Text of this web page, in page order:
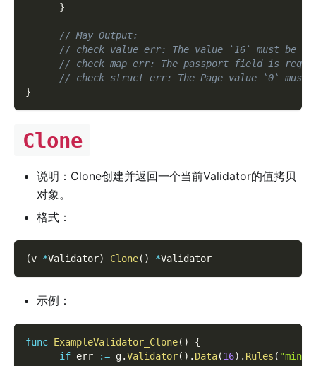
}
// May Output:
// check value err: The value `16` must be
// check map err: The passport field is
// check struct err: The Page value `0` must
}
Clone
说明：Clone创建并返回一个当前Validator的值拷贝
对象。
格式：
(v *Validator) Clone( ) *Validator
示例：
func ExampleValidator_Clone( )
{
if err := g.Validator( ) . Data(16) . Rules (